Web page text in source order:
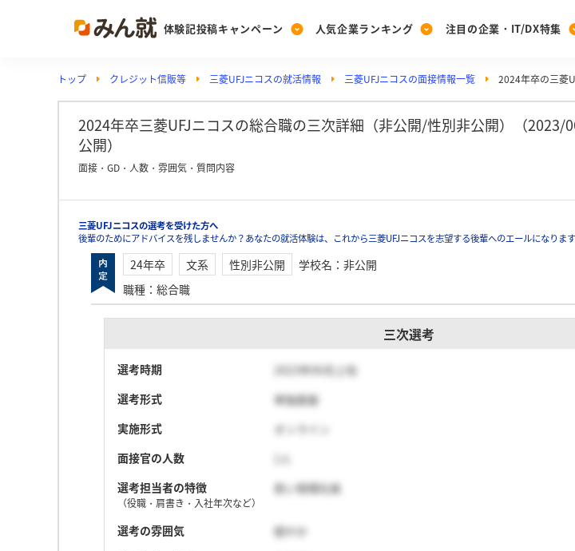
体験記投稿キャンペーン
Post
投稿する
[27卒] 本選考体験記投稿キ
人気企業ランキング
Ranking
ランキングを見る
みんなのDX企業就職ブラン
注目の企業・IT/DX特集
PickUp
注目の企業特集
動画で知ろう！業界・企業研究
トップ クレジット信販等 三菱UFJニコスの就活情報 三菱UFJニコスの面接情報一覧 2024年卒の三菱
2024年卒三菱UFJニコスの総合職の三次詳細（非公開/性別非公開）（2023/
公開）
面接・GD・人数・雰囲気・質問内容
三菱UFJニコスの選考を受けた方へ
後輩のためにアドバイスを残しませんか？あなたの就活体験は、これから三菱UFJニコスを志望する後輩へのエールになります
24年卒 文系 性別非公開 学校名 ： 非公開
職種 ： 総合職
三次選考
選考時期
2023年06月上旬
選考形式
単独面接
実施形式
オンライン
面接官の人数
選考担当者の特徴
（役職・肩書き・入社年次など）
若い現場社員
選考の雰囲気
穏やか